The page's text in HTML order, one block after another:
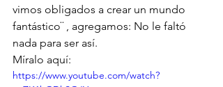
vimos obligados a crear un mundo
fantástico¨ , agregamos: No le faltó
nada para ser así.
Míralo aquí:
https://www.youtube.com/watch?